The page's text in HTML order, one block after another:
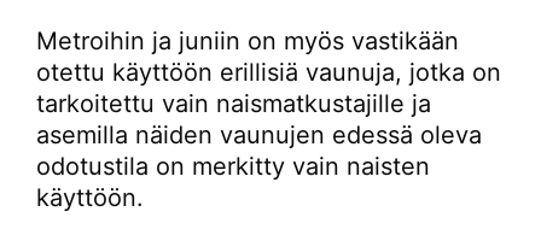
Metroihin ja juniin on myös vastikään
otettu käyttöön erillisiä vaunuja, jotka on
tarkoitettu vain naismatkustajille ja
asemilla näiden vaunujen edessä oleva
odotustila on merkitty vain naisten
käyttöön.